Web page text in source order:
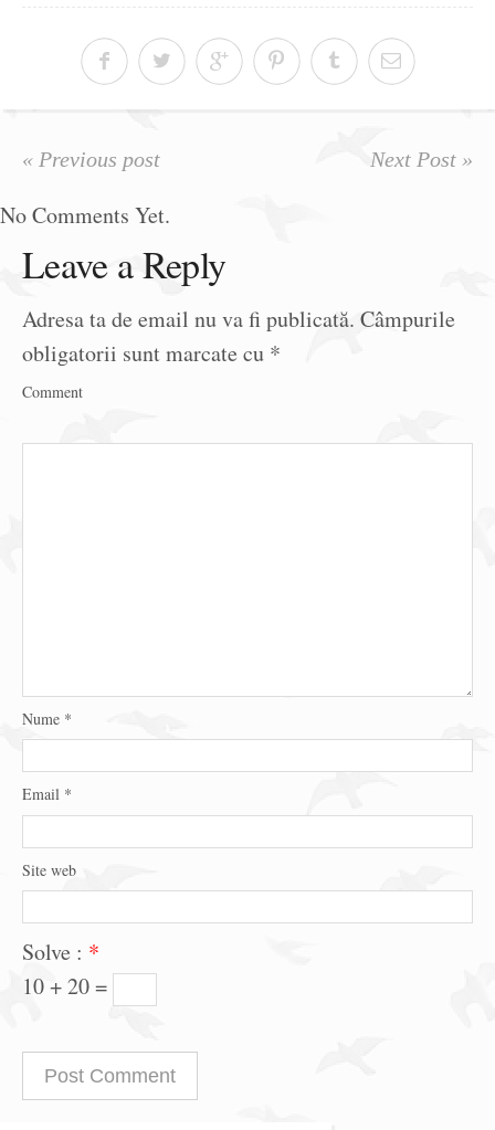
« Previous post Next Post »
No Comments Yet.
Leave a Reply
Adresa ta de email nu va fi publicată. Câmpurile
obligatorii sunt marcate cu *
Comment
Nume *
Email *
Site web
Solve : *
10 + 20 =